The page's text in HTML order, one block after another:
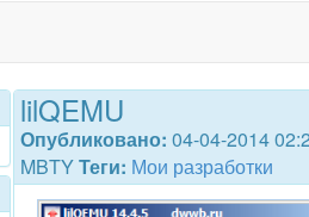
lilQEMU
Опубликовано: 04-04-2014
MBTYТеги: Мои разработки